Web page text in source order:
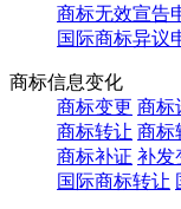
商标无效宣告
国际商标异议
商标信息变化
商标变更 商标
商标转让 商标
商标补证 补发
国际商标转让